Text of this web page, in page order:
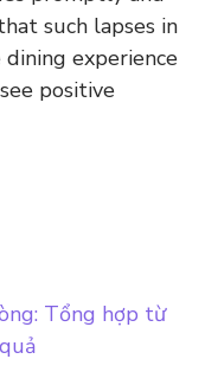
such lapses in
experience
positive
Tổng hợp từ